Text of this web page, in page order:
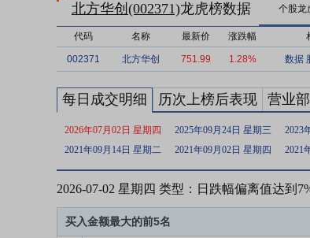
北方华创(002371)龙虎榜数据 个股龙
代码 名称 最新价 涨跌幅
002371 北方华创 751.99 1.28% 数据
每日成交明细 历次上榜后表现 营业
2026年07月02日 星期四 2025年09月24日 星期三 2023
2021年09月14日 星期二
2021年09月02日 星期四 2021
2026-07-02 星期四 类型：日跌幅偏离值达到
买入金额最大的前5名